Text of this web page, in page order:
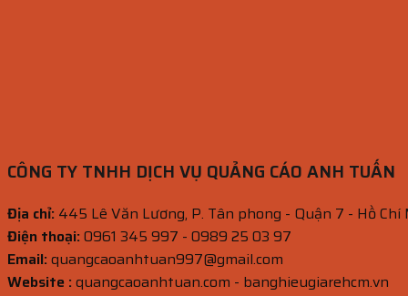
CÔNG TY TNHH DỊCH VỤ QUẢNG CÁO ANH TUẤN
Địa chỉ: 445 Lê Văn Lương, P. Tân phong - Quận 7 - Hồ Chí
Điện thoại:0961 345 997 - 0989 25 03 97
Email:quangcaoanhtuan997@gmail.com
Website :quangcaoanhtuan.com - banghieugiarehcm.vn